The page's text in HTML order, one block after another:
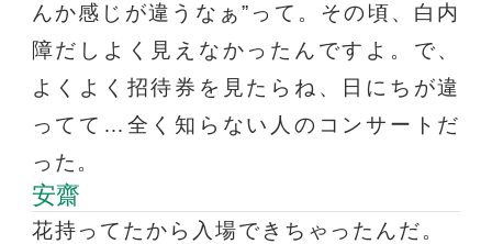
んか感じが違うなぁ”って。その頃、白内
障だしよく見えなかったんですよ。で、
よくよく招待券を見たらね、日にちが違
ってて…全く知らない人のコンサートだ
った。
安齋
花持ってたから入場できちゃったんだ。